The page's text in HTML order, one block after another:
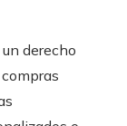
derecho